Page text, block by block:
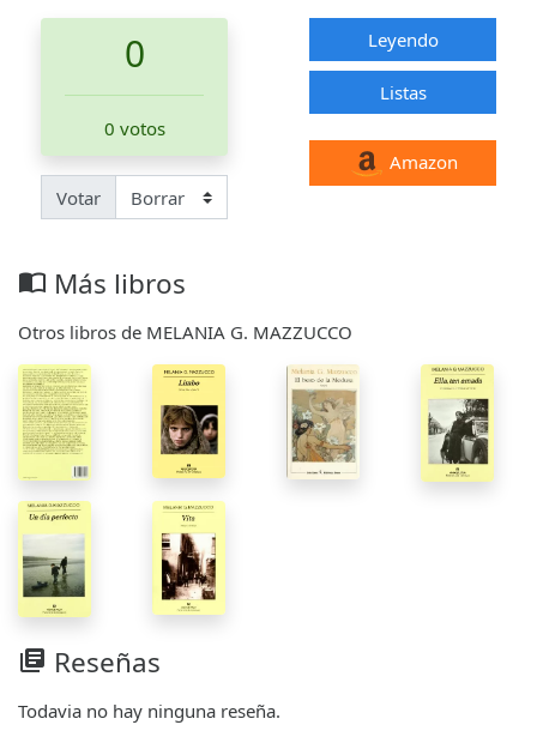
0
0 votos
Votar
Leyendo
Listas
Amazon
import_contacts Más libros
Otros libros de MELANIA G. MAZZUCCO
library_books Reseñas
Todavia no hay ninguna reseña.